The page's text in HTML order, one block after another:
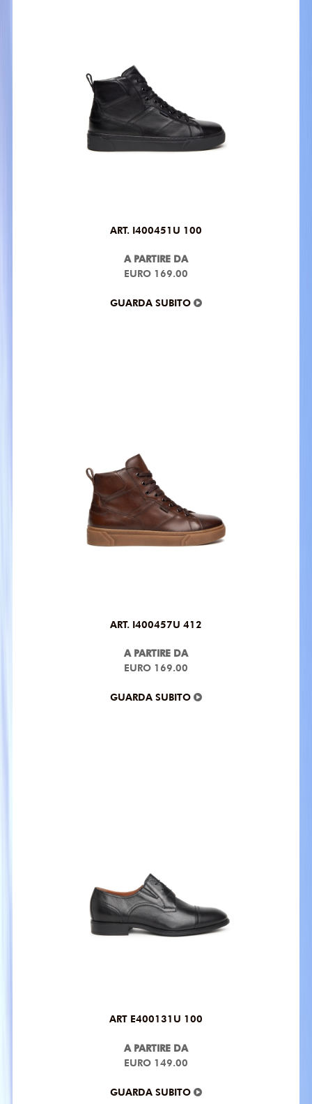
ART. I400451U 100
A PARTIRE DA
EURO 169.00
GUARDA SUBITO
ART. I400457U 412
A PARTIRE DA
EURO 169.00
GUARDA SUBITO
ART E400131U 100
A PARTIRE DA
EURO 149.00
GUARDA SUBITO